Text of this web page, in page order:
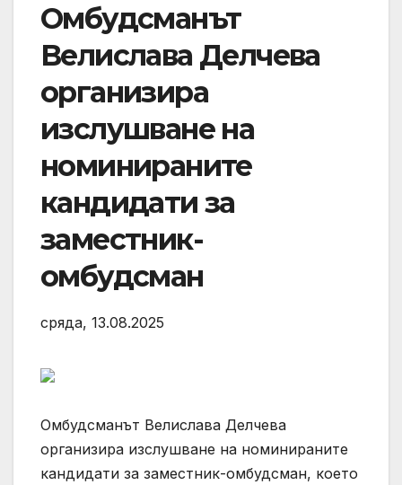
Омбудсманът
Велислава Делчева
организира
изслушване на
номинираните
кандидати за
заместник-
омбудсман
сряда, 13.08.2025
Омбудсманът Велислава Делчева
организира изслушване на номинираните
кандидати за заместник-омбудсман, което